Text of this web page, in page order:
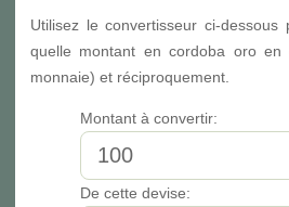
Utilisez le convertisseur ci-dessous
quelle montant en cordoba oro
monnaie) et réciproquement.
Montant à convertir:
De cette devise: